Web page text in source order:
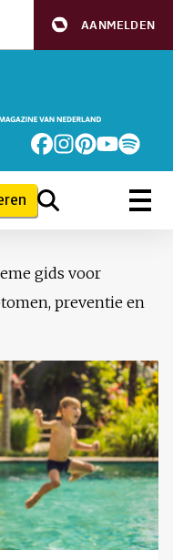
AANMELDEN
gids voor
preventie en